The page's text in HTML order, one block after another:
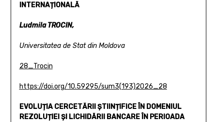
INTERNAȚIONALĂ
Ludmila TROCIN,
Universitatea de Stat din Moldova
28_Trocin
https://doi.org/10.59295/sum3(193)2026_28
EVOLUȚIA CERCETĂRII ȘTIINȚIFICE ÎN DOMENIUL
REZOLUȚIEIȘI LICHIDĂRII BANCARE ÎN PERIOADA